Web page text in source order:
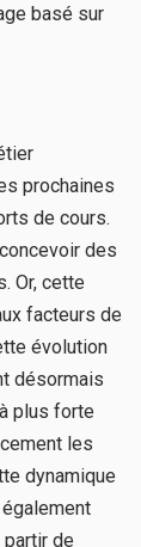
basé sur
prochaines
de cours.
des
Or, cette
facteurs de
évolution
désormais
plus forte
les
dynamique
de